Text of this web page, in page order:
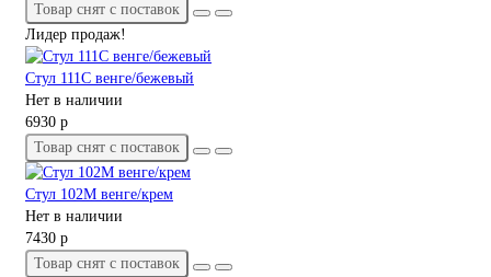
Товар снят с поставок
Лидер продаж!
Стул 111С венге/бежевый
Нет в наличии
6930 р
Товар снят с поставок
Стул 102М венге/крем
Нет в наличии
7430 р
Товар снят с поставок